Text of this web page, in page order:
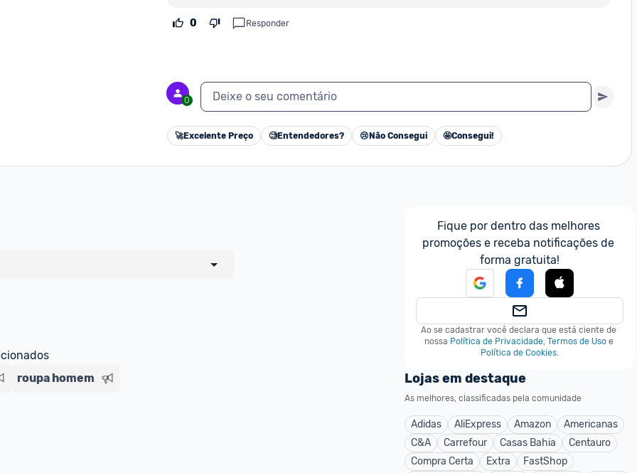
0 Responder
0 Deixe o seu comentário
🚀Excelente Preço 🧐Entendedores? 😢 Não Consegui 🤩Consegui!
um marketplace, nós indicamos no
sinalizamos através da tag
roupa homem
Fique por dentro das melhores
promoções e receba notificações de
forma gratuita!
Ao se cadastrar você declara que está ciente de
nossa Política de Privacidade, Termos de Uso e
Política de Cookies.
Lojas em destaque
As melhores, classificadas pela comunidade
Adidas AliExpress Amazon
Americanas
C&A
Carrefour Casas Bahia
Centauro
Compra Certa
Extra
FastShop